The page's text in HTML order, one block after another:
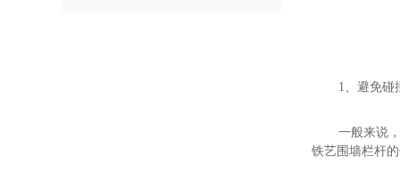
1、避免碰
一般来说
铁艺围墙栏杆